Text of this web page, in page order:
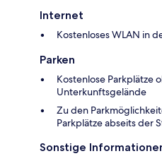
Internet
Kostenloses WLAN in
Parken
Kostenlose Parkplätze
Unterkunftsgelände
Zu den
Parkplätze abseits der
Sonstige